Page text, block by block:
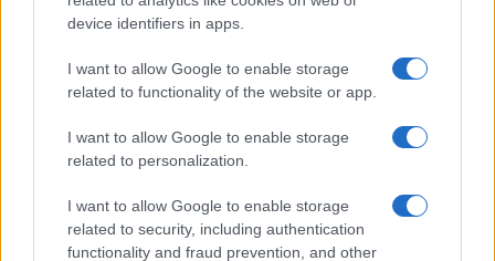
device identifiers in apps.
I want to allow Google to enable storage
related to functionality of the website or app.
I want to allow Google to enable storage
related to personalization.
I want to allow Google to enable storage
related to security, including authentication
functionality and fraud prevention, and other
una scelta efficiente, sostenibile e capace di offrire
qualità senza sorprese.
AUTORE
Matteo Pellegrino
Matteo Pellegrino ha organizzato una sfilata
pop-up nei vicoli del Quartieri Spagnoli per
promuovere giovani designer; è editorialista